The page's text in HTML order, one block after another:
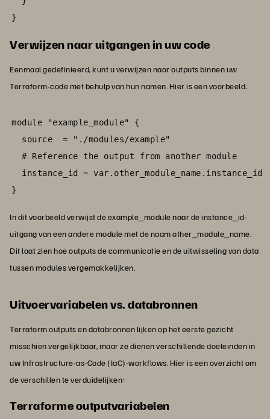
}
Verwijzen naar uitgangen in uw code
Eenmaal gedefinieerd, kunt u verwijzen naar outputs binnen uw
Terraform-code met behulp van hun namen. Hier is een voorbeeld:
module "example_module" {
source  = "./modules/example"
# Reference the output from another module
instance_id = var.other_module_name.instance_id
}
In dit voorbeeld verwijst de example_module naar de instance_id-
uitgang van een andere module met de naam other_module_name.
Dit laat zien hoe outputs de communicatie en de uitwisseling van data
tussen modules vergemakkelijken.
Uitvoervariabelen vs. databronnen
Terraform outputs en databronnen lijken op het eerste gezicht
misschien vergelijkbaar, maar ze dienen verschillende doeleinden in
uw Infrastructure-as-Code (IaC)-workflows. Hier is een overzicht om
de verschillen te verduidelijken:
Terraforme outputvariabelen